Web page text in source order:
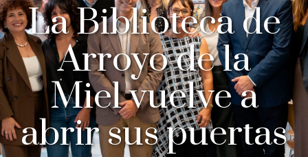
La Biblioteca de
Arroyo de la
Miel vuelve a
abrir sus puertas